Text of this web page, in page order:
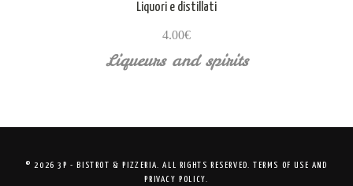
Liquori e distillati
4.00€
Liqueurs and spirits
© 2026 3P - BISTROT & PIZZERIA. ALL RIGHTS RESERVED.TERMS OF USE AND
PRIVACY POLICY